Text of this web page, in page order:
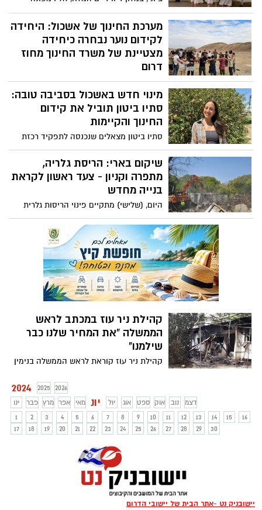
קהילת בארי כבר יותר משמונה חודשים.
מערכת החינוך של אשכול: היחידה
לקידום נוער נבחרה כיחידה
מצטיינת של משרד החינוך מחוז
דרום
היחידה לקידום נוער של אשכול, שהוקמה על
ידי המועצה לפני ארבע שנים בלבד, נבחרה
כיחידה מצטיינת על ידי משרד החינוך מחוז
דרום.
מינוי חדש באשכול בסביבה טובה:
סתיו ביטון תוביל את קידום
החינוך והקיימות
סתיו ביטון מצאלים שנכנסה לתפקיד רכזת
חינוך סביבתי באגף סביבה וקיימות במועצה
שיקום בארי: הריסת גלריה,
מתפרה וקניון - צעד ראשון לקראת
בנייה מחדש
היום, (שלישי) מתקיים פינוי הריסות גלרית
בארי, מתפרת בארי וקניון בארי, שנחרבו
בשבת השחורה - כחלק מתוכנית מנהלת
תקומה לשיקום, חידוש ופיתוח. בבארי
130 מבנים נוספים בעתיד
קהילת ניר עוז במכתב לראש
הממשלה "את המחיר שלנו כבר
שילמנו"
קהילת ניר עוז קוראת לראש הממשלה בנימין
אבל אנחנו את המחיר שלנו כבר שילמנו.
שילמנו אותו בדם של יקרינו, בחירות של
אהובינו, בבריאות הגוף והנפש של כל מעגלי
קהילת ניר עוז. אנחנו קוראים לך ראש
הממשלה, אל תתן לנו לשלם מחיר נוסף. אל
תתן לחיי אדם להיות משתנה במשוואה
פוליטית״. מצורף מכתב שהקהילה שלחה
הערב ללשכת לראש הממשלה בנימין נתניהו
2024 2025
2026
ינו
פבר מרץ אפר מאי יונ יול אוג ספט אוק נוב
דצמ
1
2 3 4 5 6 7 8 9 10 11 12 13 14 15
16
17
18 19 20 21 22 23 24 25 26 27 28 29 30
יישובניק נט -אתר הבית של יישובי הדרום